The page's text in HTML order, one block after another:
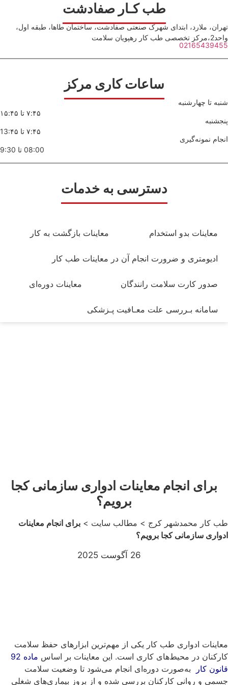
طب کـار صفادشت
ملارد، ابتدای شهرک صنعتی صفادشت، ساختمان طاها، طبقه اول،
رهپویان سلامت
ساعات کاری مرکز
تا چهارشنبه
۷:۴۵ تا ۱۵:۴۵
۷:۴۵ تا 13:۴۵
نمونه‌گیری
08:00 تا 9:30
دسترسی به خدمات
معاینات بدو استخدام معاینات بازگشت به کار
ادیومتری و ضرورت انجام آن در معاینات طب کار
صدور کارت سلامت رانندگان معاینات دوره‌ای
سامانه بـررسی علت معـافیت پـزشکی
برای انجام معاینات ادواری سازمانی کجا
برویم؟
کار محمدشهر کرج >مطالب سایت>برای انجام معاینات
سازمانی کجا برویم؟
26 آگوست 2025
ادواری طب کار یکی از مهم‌ترین ابزارهای حفظ سلامت
در محیط‌های کاری است. این معاینات بر اساس
ماده 92
کاربه‌صورت دوره‌ای انجام می‌شود تا وضعیت سلامت
و روانی کارکنان بررسی شده و از بروز بیماری‌های شغلی